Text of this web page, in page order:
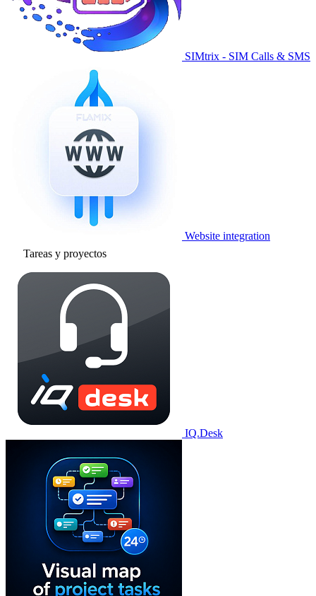
SIMtrix - SIM Calls & SMS
Website integration
Tareas y proyectos
IQ.Desk